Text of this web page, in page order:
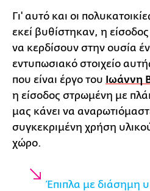
Γι' αυτό και οι
εκεί βυθίστηκαν, η είσοδος
να κερδίσουν στην ουσία
εντυπωσιακό στοιχείο
που είναι έργο του Ιωάννη
η είσοδος στρωμένη με
μας κάνει να
συγκεκριμένη χρήση
χώρο.
Έπιπλα με διάσημη